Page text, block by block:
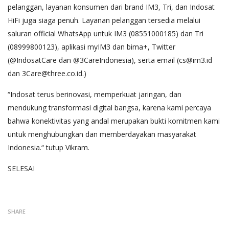
pelanggan, layanan konsumen dari brand IM3, Tri, dan Indosat
HiFi juga siaga penuh. Layanan pelanggan tersedia melalui
saluran official WhatsApp untuk IM3 (08551000185) dan Tri
(08999800123), aplikasi myIM3 dan bima+, Twitter
(@IndosatCare dan @3CareIndonesia), serta email (cs@im3.id
dan 3Care@three.co.id.)
“Indosat terus berinovasi, memperkuat jaringan, dan
mendukung transformasi digital bangsa, karena kami percaya
bahwa konektivitas yang andal merupakan bukti komitmen kami
untuk menghubungkan dan memberdayakan masyarakat
Indonesia.“ tutup Vikram.
SELESAI
SHARE